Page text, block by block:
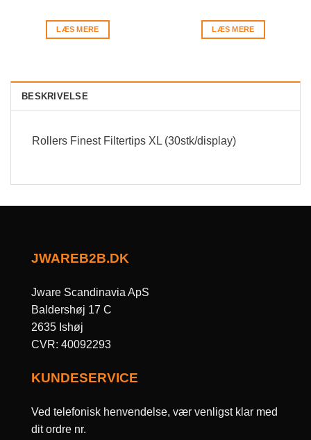
LÆS MERE LÆS MERE
BESKRIVELSE
Rollers Finest Filtertips XL (30stk/display)
JWAREB2B.DK
Jware Scandinavia ApS
Baldershøj 17 C
2635 Ishøj
CVR: 40092293
KUNDESERVICE
Ved telefonisk henvendelse, vær venligst klar med
dit ordre nr.